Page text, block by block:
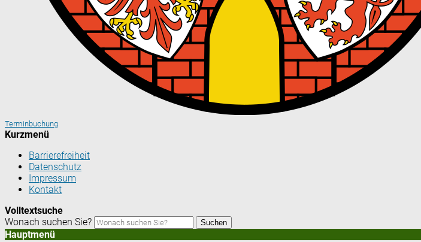
Terminbuchung
Kurzmenü
Barrierefreiheit
Datenschutz
Impressum
Kontakt
Volltextsuche
Wonach suchen Sie?
Suchen
Hauptmenü